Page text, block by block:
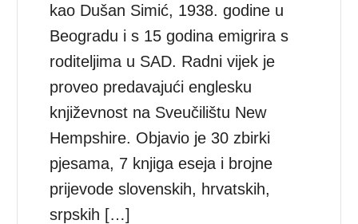
kao Dušan Simić, 1938. godine u
Beogradu i s 15 godina emigrira s
roditeljima u SAD. Radni vijek je
proveo predavajući englesku
književnost na Sveučilištu New
Hempshire. Objavio je 30 zbirki
pjesama, 7 knjiga eseja i brojne
prijevode slovenskih, hrvatskih,
srpskih […]